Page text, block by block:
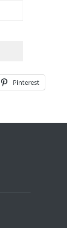
Pinterest